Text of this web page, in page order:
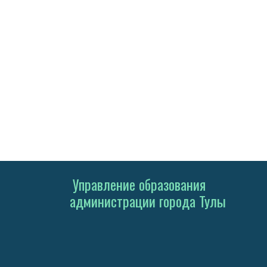
Управление образования
администрации города Тулы